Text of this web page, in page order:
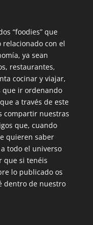
“foodies” que
relacionado con el
ya sean
restaurantes,
cocinar y viajar,
que ir ordenando
a través de este
compartir nuestras
que, cuando
quieren saber
todo el universo
que si tenéis
lo publicado os
dentro de nuestro